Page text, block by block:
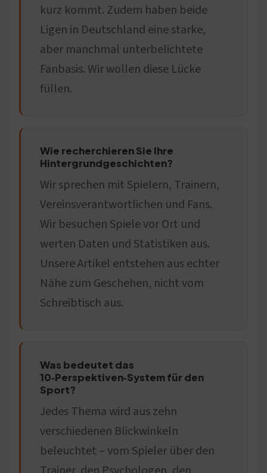
kurz kommt. Zudem haben beide
Ligen in Deutschland eine starke,
aber manchmal unterbelichtete
Fanbasis. Wir wollen diese Lücke
füllen.
Wie recherchieren Sie Ihre
Hintergrundgeschichten?
Wir sprechen mit Spielern, Trainern,
Vereinsverantwortlichen und Fans.
Wir besuchen Spiele vor Ort und
werten Daten und Statistiken aus.
Unsere Artikel entstehen aus echter
Nähe zum Geschehen, nicht vom
Schreibtisch aus.
Was bedeutet das
10‑Perspektiven‑System für den
Sport?
Jedes Thema wird aus zehn
verschiedenen Blickwinkeln
beleuchtet – vom Spieler über den